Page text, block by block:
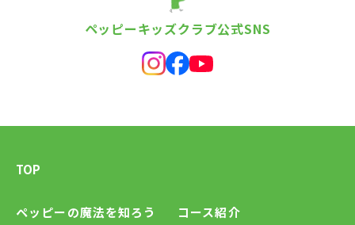
ペッピーキッズクラブ公式SNS
TOP
ペッピーの魔法を知ろう
コース紹介